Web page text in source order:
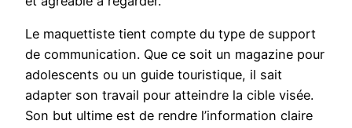
Le maquettiste tient compte du type de support
de communication. Que ce soit un magazine pour
adolescents ou un guide touristique, il sait
adapter son travail pour atteindre la cible visée.
Son but ultime est de rendre l’information claire